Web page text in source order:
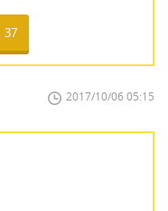
37
2017/10/06 05:15